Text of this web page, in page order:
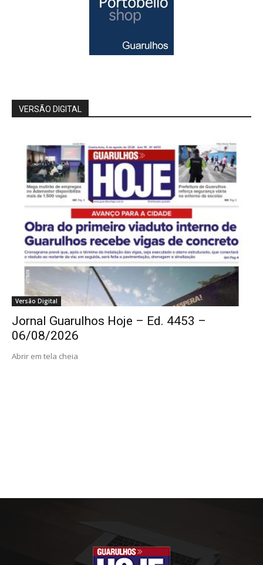
VERSÃO DIGITAL
Versão Digital
Jornal Guarulhos Hoje – Ed. 4453 –
06/08/2026
Abrir em tela cheia